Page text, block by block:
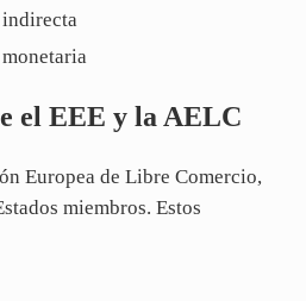
el EEE y la AELC
Europea de Libre Comercio,
miembros. Estos